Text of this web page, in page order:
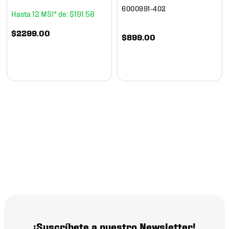
12 $191 58
$2299.00
6000991-402
$899.00
¡Suscríbete a nuestro Newsletter!